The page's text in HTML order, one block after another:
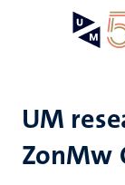
UM
ZonMw